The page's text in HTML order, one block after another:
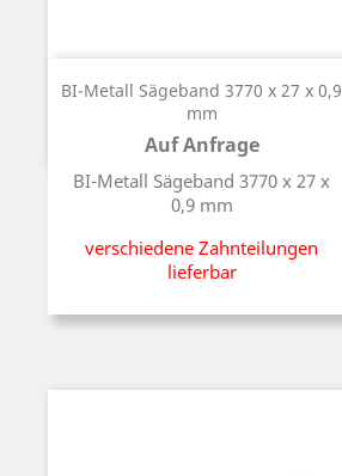
BI-Metall Sägeband 3770 x 27 x 0,9
mm
Auf Anfrage
Preis
BI-Metall Sägeband 3770 x 27 x
0,9 mm
verschiedene Zahnteilungen
lieferbar